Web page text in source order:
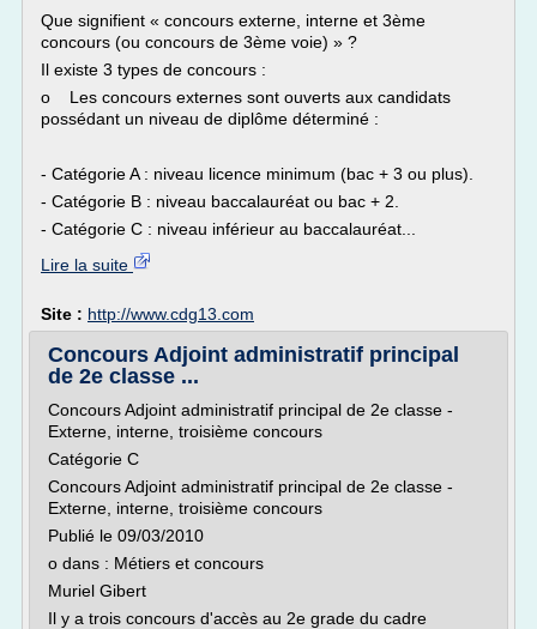
Que signifient « concours externe, interne et 3ème
concours (ou concours de 3ème voie) » ?
Il existe 3 types de concours :
o Les concours externes sont ouverts aux candidats
possédant un niveau de diplôme déterminé :
- Catégorie A : niveau licence minimum (bac + 3 ou plus).
- Catégorie B : niveau baccalauréat ou bac + 2.
- Catégorie C : niveau inférieur au baccalauréat...
Lire la suite
Site : http://www.cdg13.com
Concours Adjoint administratif principal
de 2e classe ...
Concours Adjoint administratif principal de 2e classe -
Externe, interne, troisième concours
Catégorie C
Concours Adjoint administratif principal de 2e classe -
Externe, interne, troisième concours
Publié le 09/03/2010
o dans : Métiers et concours
Muriel Gibert
Il y a trois concours d'accès au 2e grade du cadre